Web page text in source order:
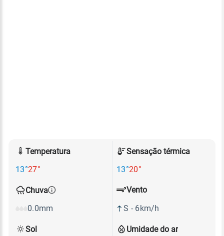
Temperatura
13°27°
Sensação térmica
13°20°
Chuva
0.0mm
Umidade do ar
Vento
S - 6km/h
Sol